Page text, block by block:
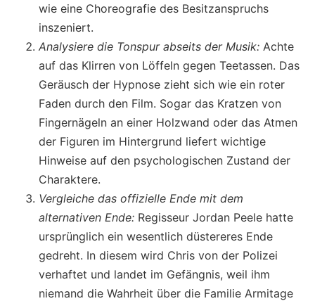
wie eine Choreografie des Besitzanspruchs
inszeniert.
Analysiere die Tonspur abseits der Musik: Achte
auf das Klirren von Löffeln gegen Teetassen. Das
Geräusch der Hypnose zieht sich wie ein roter
Faden durch den Film. Sogar das Kratzen von
Fingernägeln an einer Holzwand oder das Atmen
der Figuren im Hintergrund liefert wichtige
Hinweise auf den psychologischen Zustand der
Charaktere.
Vergleiche das offizielle Ende mit dem
alternativen Ende: Regisseur Jordan Peele hatte
ursprünglich ein wesentlich düstereres Ende
gedreht. In diesem wird Chris von der Polizei
verhaftet und landet im Gefängnis, weil ihm
niemand die Wahrheit über die Familie Armitage